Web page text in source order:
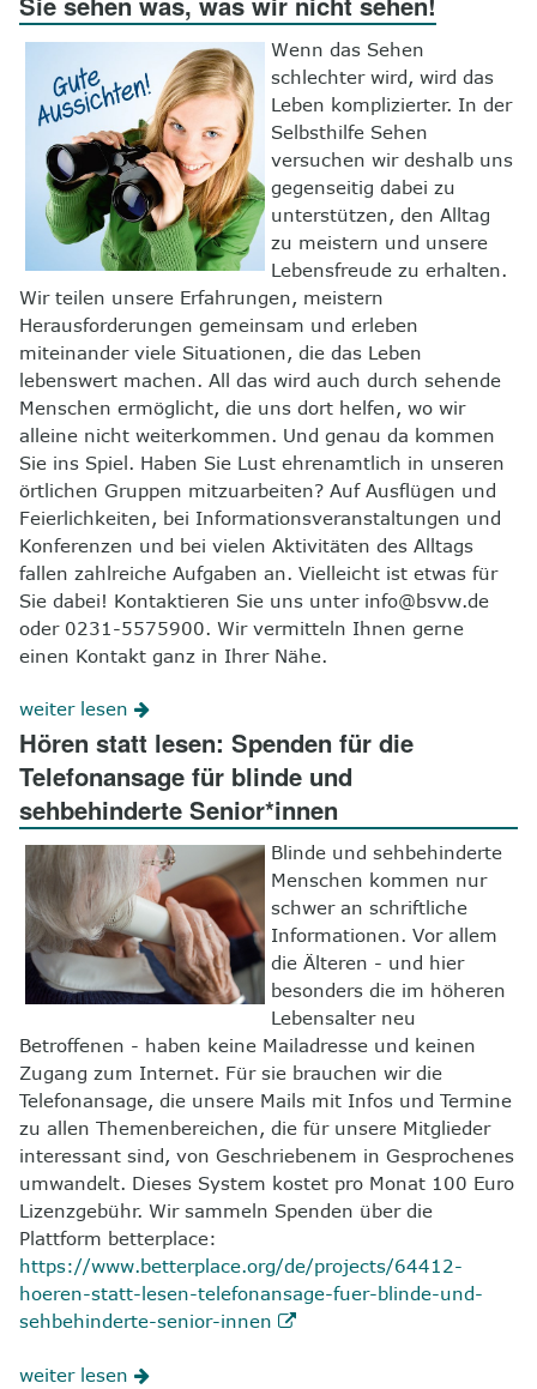
8
Kontakt
Wenn das Sehen
schlechter wird, wird das
Leben komplizierter. In der
Selbsthilfe Sehen
versuchen wir deshalb uns
gegenseitig dabei zu
unterstützen, den Alltag
zu meistern und unsere
Lebensfreude zu erhalten.
Wir teilen unsere Erfahrungen, meistern
Herausforderungen gemeinsam und erleben
miteinander viele Situationen, die das Leben
lebenswert machen. All das wird auch durch sehende
Menschen ermöglicht, die uns dort helfen, wo wir
alleine nicht weiterkommen. Und genau da kommen
Sie ins Spiel. Haben Sie Lust ehrenamtlich in unseren
örtlichen Gruppen mitzuarbeiten? Auf Ausflügen und
Feierlichkeiten, bei Informationsveranstaltungen und
Konferenzen und bei vielen Aktivitäten des Alltags
fallen zahlreiche Aufgaben an. Vielleicht ist etwas für
Sie dabei! Kontaktieren Sie uns unter info@bsvw.de
oder 0231-5575900. Wir vermitteln Ihnen gerne
einen Kontakt ganz in Ihrer Nähe.
weiter lesen
Hören statt lesen: Spenden für die
Telefonansage für blinde und
sehbehinderte Senior*innen
Blinde und sehbehinderte
Menschen kommen nur
schwer an schriftliche
Informationen. Vor allem
die Älteren - und hier
besonders die im höheren
Lebensalter neu
Betroffenen - haben keine Mailadresse und keinen
Zugang zum Internet. Für sie brauchen wir die
Telefonansage, die unsere Mails mit Infos und Termine
zu allen Themenbereichen, die für unsere Mitglieder
interessant sind, von Geschriebenem in Gesprochenes
umwandelt. Dieses System kostet pro Monat 100 Euro
Lizenzgebühr. Wir sammeln Spenden über die
Plattform betterplace:
https://www.betterplace.org/de/projects/64412-
hoeren-statt-lesen-telefonansage-fuer-blinde-und-
sehbehinderte-senior-innen
weiter lesen